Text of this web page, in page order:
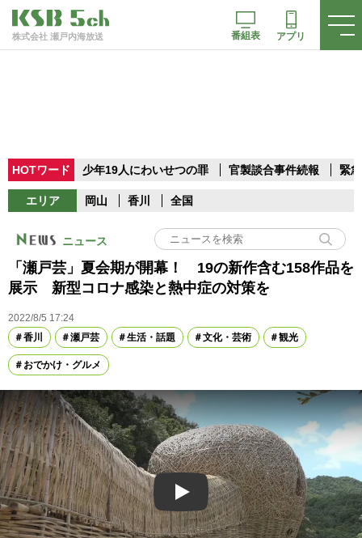
株式会社 瀬戸内海放送 番組表 アプリ
HOTワード 少年19人にわいせつの罪 官製談合事件続報 緊
エリア 岡山 香川 全国
ニュース
「瀬戸芸」夏会期が開幕！ 19の新作含む158作品を
展示 新型コロナ感染と熱中症の対策を
2022/8/5 17:24
香川
瀬戸芸 生活・話題 文化・芸術 観光
おでかけ・グルメ
Play